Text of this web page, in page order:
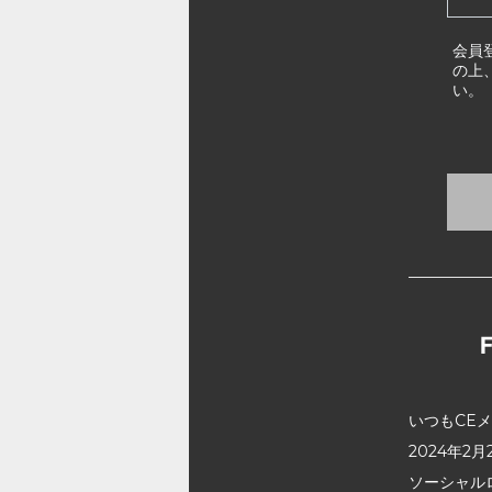
会員
の上
い。
いつもCE
2024年2月
ソーシャ